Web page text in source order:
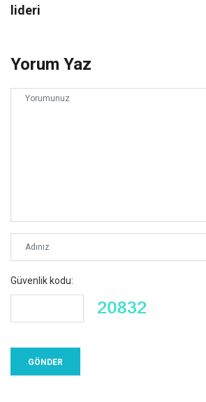
lideri
Yorum Yaz
Güvenlik kodu: